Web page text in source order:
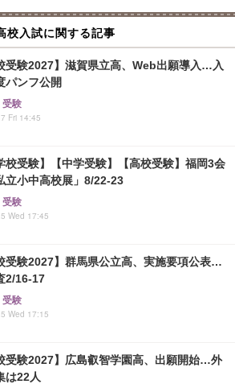
校入試に関する記事
受験2027】滋賀県立高、Web出願導入…入
パンフ公開
験
Fri 14:45
校受験】【中学受験】【高校受験】福岡3会
立小中高校展」8/22-23
験
Wed 17:45
受験2027】群馬県公立高、実施要項公表…
2/16-17
験
Wed 17:15
受験2027】広島叡智学園高、出願開始…外
は22人